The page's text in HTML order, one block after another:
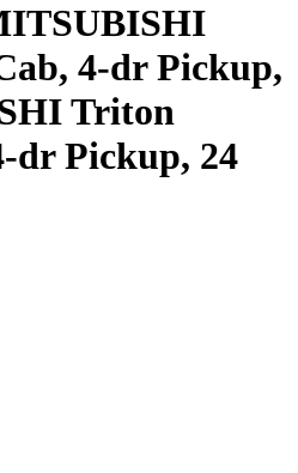
4-dr Pickup,
Triton
dr Pickup, 24